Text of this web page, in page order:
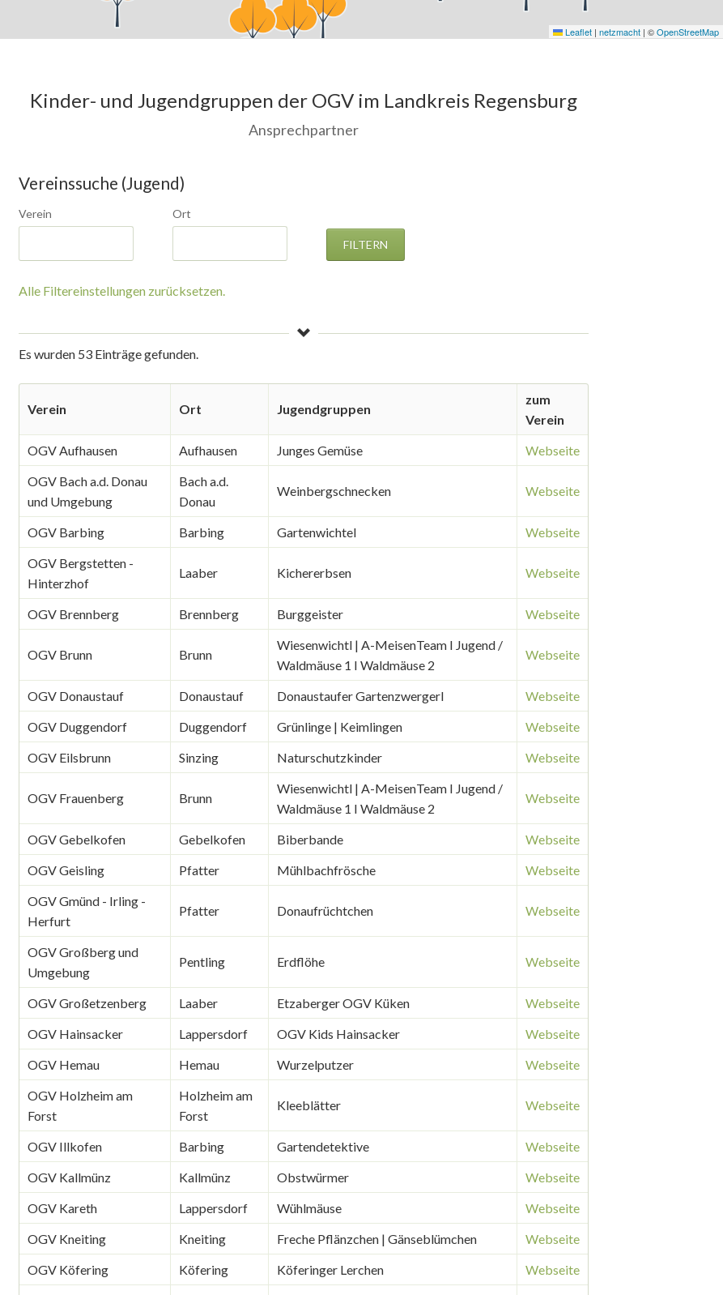
Leaflet | netzmacht | ©OpenStreetMap
Kinder- und Jugendgruppen der OGV im Landkreis Regensburg
Ansprechpartner
Vereinssuche (Jugend)
Verein
for results.
Ort
for results.
FILTERN
Alle Filtereinstellungen zurücksetzen.
Es wurden 53 Einträge gefunden.
Verein Ort Jugendgruppen
zum
Verein
OGV Aufhausen
Aufhausen Junges Gemüse
Webseite
OGV Bach a.d. Donau
und Umgebung
Bach a.d.
Donau
Weinbergschnecken Webseite
OGV Barbing Barbing Gartenwichtel
Webseite
OGV Bergstetten -
Hinterzhof
Laaber Kichererbsen Webseite
OGV Brennberg Brennberg Burggeister Webseite
OGV Brunn Brunn
Wiesenwichtl | A-MeisenTeam I Jugend /
Waldmäuse 1 I Waldmäuse 2
Webseite
OGV Donaustauf Donaustauf Donaustaufer Gartenzwergerl
Webseite
OGV Duggendorf
Duggendorf Grünlinge | Keimlingen
Webseite
OGV Eilsbrunn
Sinzing Naturschutzkinder Webseite
OGV Frauenberg Brunn
Wiesenwichtl | A-MeisenTeam I Jugend /
Waldmäuse 1 I Waldmäuse 2
Webseite
OGV Gebelkofen Gebelkofen Biberbande
Webseite
OGV Geisling
Pfatter Mühlbachfrösche
Webseite
OGV Gmünd - Irling -
Herfurt
Pfatter Donaufrüchtchen Webseite
OGV Großberg und
Umgebung
Pentling Erdflöhe Webseite
OGV Großetzenberg Laaber Etzaberger OGV Küken
Webseite
OGV Hainsacker
Lappersdorf OGV Kids Hainsacker
Webseite
OGV Hemau
Hemau Wurzelputzer
Webseite
OGV Holzheim am
Forst
Holzheim am
Forst
Kleeblätter Webseite
OGV Illkofen Barbing Gartendetektive
Webseite
OGV Kallmünz
Kallmünz Obstwürmer
Webseite
OGV Kareth
Lappersdorf Wühlmäuse
Webseite
OGV Kneiting
Kneiting Freche Pflänzchen | Gänseblümchen
Webseite
OGV Köfering
Köfering Köferinger Lerchen
Webseite